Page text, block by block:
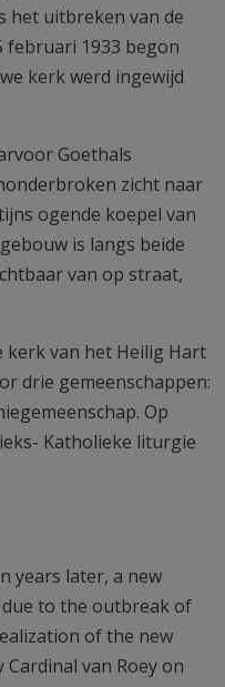
het uitbreken van de
februari 1933 begon
kerk werd ingewijd
Goethals
zicht naar
ogende koepel van
is langs beide
van op straat,
kerk van het Heilig Hart
drie gemeenschappen:
Op
Katholieke liturgie
years later, a new
due to the outbreak of
of the new
van Roey on